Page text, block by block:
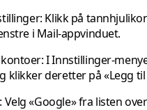
Klikk på
i Mail-appvinduet.
I Innstillinger-
klikker deretter på «Legg
Velg «Google» fra listen